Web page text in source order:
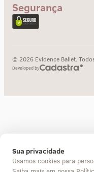
Sua privacidade
Usamos cookies para
Segurança
© 2026 Evidence Ballet.
Developed by